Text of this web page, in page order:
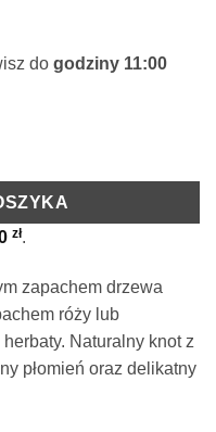
do godziny 11:00
Rose
zł.
zapachem drzewa
róży lub
Naturalny knot z
płomień oraz delikatny